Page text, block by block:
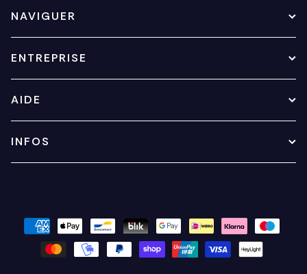
NAVIGUER
ENTREPRISE
AIDE
INFOS